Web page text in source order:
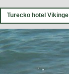
Turecko hotel